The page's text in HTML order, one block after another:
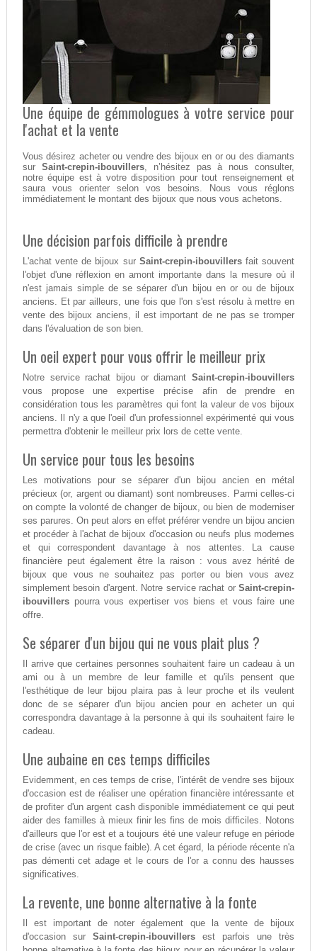
Une équipe de gémmologues à votre service pour
l'achat et la vente
Vous désirez acheter ou vendre des bijoux en or ou des diamants
sur Saint-crepin-ibouvillers, n’hésitez pas à nous consulter,
notre équipe est à votre disposition pour tout renseignement et
saura vous orienter selon vos besoins. Nous vous réglons
immédiatement le montant des bijoux que nous vous achetons.
Une décision parfois difficile à prendre
L'achat vente de bijoux sur Saint-crepin-ibouvillersfait souvent
l'objet d'une réflexion en amont importante dans la mesure où il
n'est jamais simple de se séparer d'un bijou en or ou de bijoux
anciens. Et par ailleurs, une fois que l'on s'est résolu à mettre en
vente des bijoux anciens, il est important de ne pas se tromper
dans l'évaluation de son bien.
Un oeil expert pour vous offrir le meilleur prix
Notre service rachat bijou or diamantSaint-crepin-ibouvillers
vous propose une expertise précise afin de prendre en
considération tous les paramètres qui font la valeur de vos bijoux
anciens. Il n'y a que l'oeil d'un professionnel expérimenté qui vous
permettra d'obtenir le meilleur prix lors de cette vente.
Un service pour tous les besoins
Les motivations pour se séparer d'un bijou ancien en métal
précieux (or, argent ou diamant) sont nombreuses. Parmi celles-ci
on compte la volonté de changer de bijoux, ou bien de moderniser
ses parures. On peut alors en effet préférer vendre un bijou ancien
et procéder à l'achat de bijoux d'occasion ou neufs plus modernes
et qui correspondent davantage à nos attentes. La cause
financière peut également être la raison : vous avez hérité de
bijoux que vous ne souhaitez pas porter ou bien vous avez
simplement besoin d'argent. Notre service rachat orSaint-crepin-
ibouvillerspourra vous expertiser vos biens et vous faire une
offre.
Se séparer d'un bijou qui ne vous plait plus ?
Il arrive que certaines personnes souhaitent faire un cadeau à un
ami ou à un membre de leur famille et qu'ils pensent que
l'esthétique de leur bijou plaira pas à leur proche et ils veulent
donc de se séparer d'un bijou ancien pour en acheter un qui
correspondra davantage à la personne à qui ils souhaitent faire le
cadeau.
Une aubaine en ces temps difficiles
Evidemment, en ces temps de crise, l'intérêt de vendre ses bijoux
d'occasion est de réaliser une opération financière intéressante et
de profiter d'un argent cash disponible immédiatement ce qui peut
aider des familles à mieux finir les fins de mois difficiles. Notons
d'ailleurs que l'or est et a toujours été une valeur refuge en période
de crise (avec un risque faible). A cet égard, la période récente n'a
pas démenti cet adage et le cours de l'or a connu des hausses
significatives.
La revente, une bonne alternative à la fonte
Il est important de noter également que la vente de bijoux
d'occasion sur Saint-crepin-ibouvillersest parfois une très